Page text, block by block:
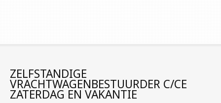
ZELFSTANDIGE
VRACHTWAGENBESTUURDER C/CE
ZATERDAG EN VAKANTIE